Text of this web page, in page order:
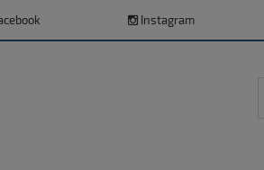
Instagram